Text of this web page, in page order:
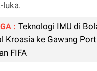
luka.
: Teknologi IMU di
Kroasia ke Gawang
FIFA